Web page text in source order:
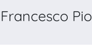
Pio